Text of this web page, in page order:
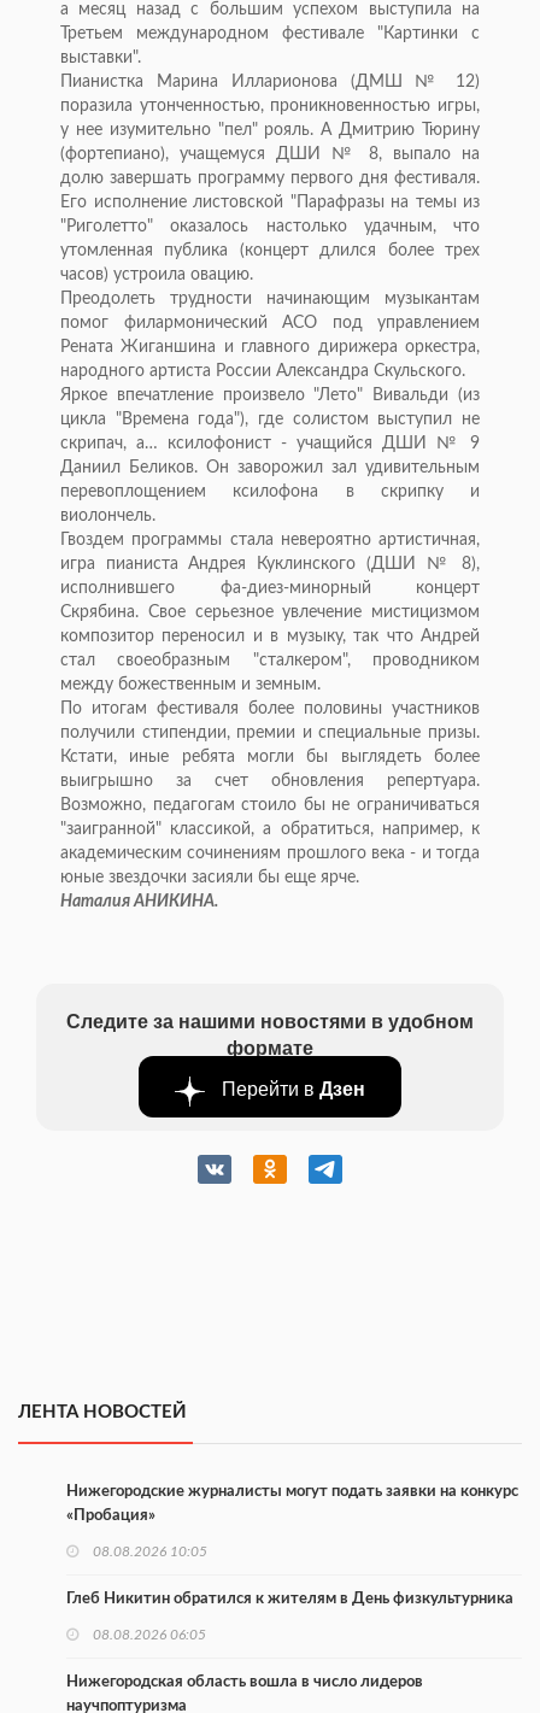
а месяц назад с большим успехом выступила на
Третьем международном фестивале "Картинки с
выставки".
Пианистка Марина Илларионова (ДМШ № 12)
поразила утонченностью, проникновенностью игры,
у нее изумительно "пел" рояль. А Дмитрию Тюрину
(фортепиано), учащемуся ДШИ № 8, выпало на
долю завершать программу первого дня фестиваля.
Его исполнение листовской "Парафразы на темы из
"Риголетто" оказалось настолько удачным, что
утомленная публика (концерт длился более трех
часов) устроила овацию.
Преодолеть трудности начинающим музыкантам
помог филармонический АСО под управлением
Рената Жиганшина и главного дирижера оркестра,
народного артиста России Александра Скульского.
Яркое впечатление произвело "Лето" Вивальди (из
цикла "Времена года"), где солистом выступил не
скрипач, а… ксилофонист - учащийся ДШИ № 9
Даниил Беликов. Он заворожил зал удивительным
перевоплощением ксилофона в скрипку и
виолончель.
Гвоздем программы стала невероятно артистичная,
игра пианиста Андрея Куклинского (ДШИ № 8),
исполнившего фа-диез-минорный концерт
Скрябина. Свое серьезное увлечение мистицизмом
композитор переносил и в музыку, так что Андрей
стал своеобразным "сталкером", проводником
между божественным и земным.
По итогам фестиваля более половины участников
получили стипендии, премии и специальные призы.
Кстати, иные ребята могли бы выглядеть более
выигрышно за счет обновления репертуара.
Возможно, педагогам стоило бы не ограничиваться
"заигранной" классикой, а обратиться, например, к
академическим сочинениям прошлого века - и тогда
юные звездочки засияли бы еще ярче.
Наталия АНИКИНА.
Следите за нашими новостями в удобном
формате
Перейти в Дзен
ЛЕНТА НОВОСТЕЙ
Нижегородские журналисты могут подать заявки на конкурс
«Пробация»
08.08.2026 10:05
Глеб Никитин обратился к жителям в День физкультурника
08.08.2026 06:05
Нижегородская область вошла в число лидеров
научпоптуризма